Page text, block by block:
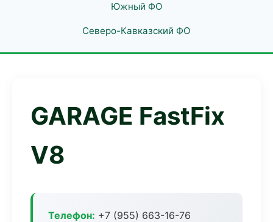
Южный ФО
Северо-Кавказский ФО
GARAGE FastFix
V8
Телефон: +7 (955) 663-16-76